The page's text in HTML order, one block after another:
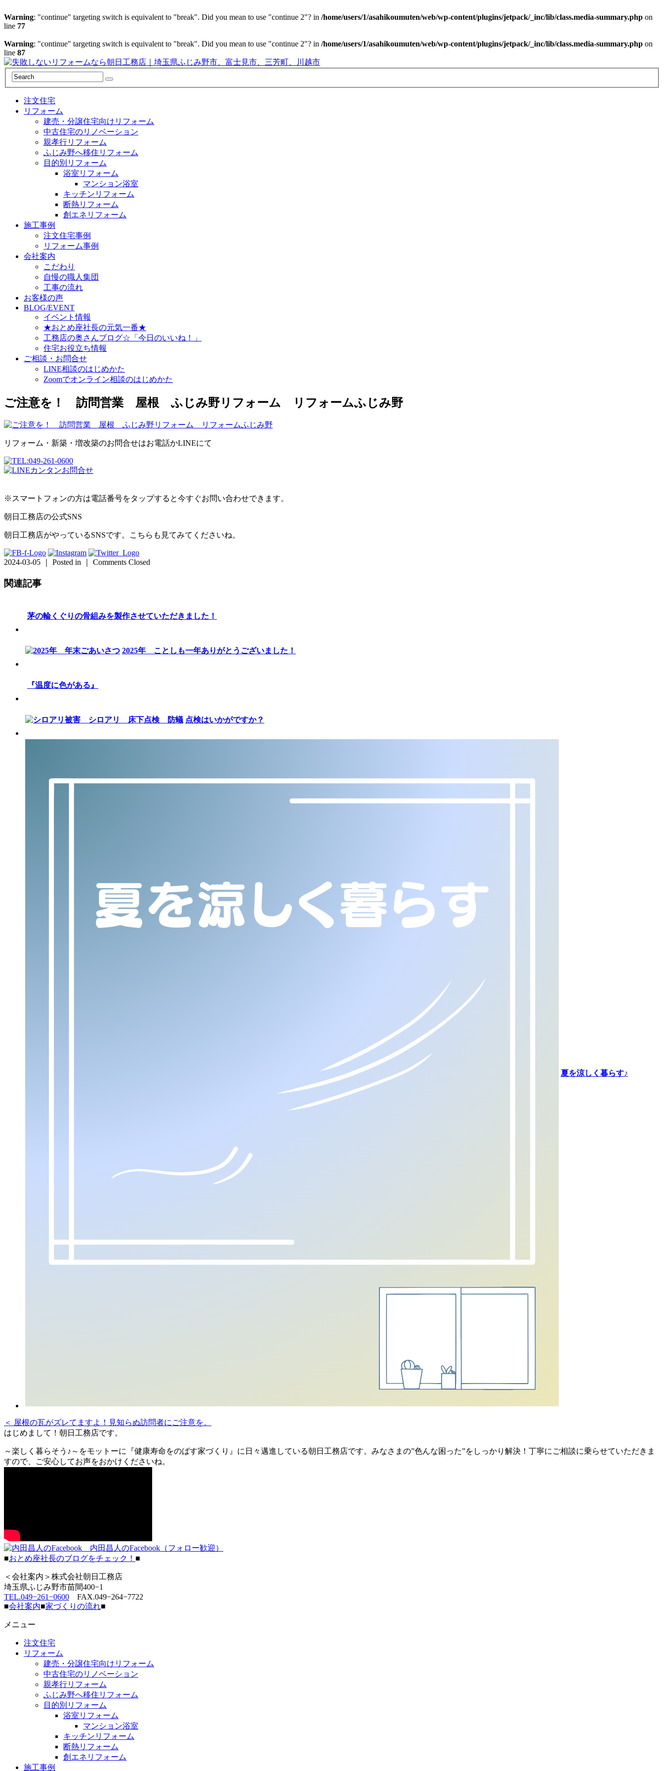
Warning: "continue" targeting switch is equivalent to "break". Did you mean to use "continue 2"? in /home/users/1/asahikoumuten/web/wp-content/plugins/jetpack/_inc/lib/class.media-summary.php on
line 77
Warning: "continue" targeting switch is equivalent to "break". Did you mean to use "continue 2"? in /home/users/1/asahikoumuten/web/wp-content/plugins/jetpack/_inc/lib/class.media-summary.php on
line 87
注文住宅
リフォーム
建売・分譲住宅向けリフォーム
中古住宅のリノベーション
親孝行リフォーム
ふじみ野へ移住リフォーム
目的別リフォーム
浴室リフォーム
マンション浴室
キッチンリフォーム
断熱リフォーム
創エネリフォーム
施工事例
注文住宅事例
リフォーム事例
会社案内
こだわり
自慢の職人集団
工事の流れ
お客様の声
BLOG/EVENT
イベント情報
★おとめ座社長の元気一番★
工務店の奥さんブログ☆「今日のいいね！」
住宅お役立ち情報
ご相談・お問合せ
LINE相談のはじめかた
Zoomでオンライン相談のはじめかた
ご注意を！ 訪問営業 屋根 ふじみ野リフォーム リフォームふじみ野
リフォーム・新築・増改築のお問合せはお電話かLINEにて
※スマートフォンの方は電話番号をタップすると今すぐお問い合わせできます。
朝日工務店の公式SNS
朝日工務店がやっているSNSです。こちらも見てみてくださいね。
2024-03-05 ｜ Posted in ｜ Comments Closed
関連記事
茅の輪くぐりの骨組みを製作させていただきました！
2025年 ことしも一年ありがとうございました！
『温度に色がある』
点検はいかがですか？
夏を涼しく暮らす♪
＜ 屋根の瓦がズレてますよ！見知らぬ訪問者にご注意を。
はじめまして！朝日工務店です。
～楽しく暮らそう♪～をモットーに『健康寿命をのばす家づくり』に日々邁進している朝日工務店です。みなさまの”色んな困った”をしっかり解決！丁寧にご相談に乗らせていただきま
すので、ご安心してお声をおかけくださいね。
内田昌人のFacebook（フォロー歓迎）
■おとめ座社長のブログをチェック！ ■
＜会社案内＞株式会社朝日工務店
埼玉県ふじみ野市苗間400−1
TEL.049−261−0600 FAX.049−264−7722
■会社案内■家づくりの流れ■
メニュー
注文住宅
リフォーム
建売・分譲住宅向けリフォーム
中古住宅のリノベーション
親孝行リフォーム
ふじみ野へ移住リフォーム
目的別リフォーム
浴室リフォーム
マンション浴室
キッチンリフォーム
断熱リフォーム
創エネリフォーム
施工事例